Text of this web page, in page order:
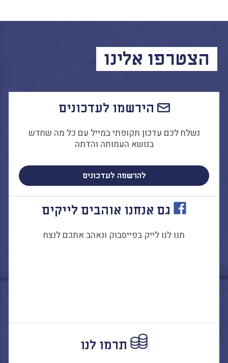
הצטרפו אלינו
הירשמו לעדכונים
נשלח לכם עדכון תקופתי במייל עם כל מה שחדש
בנושא העמותה והדתה
להרשמה לעדכונים
גם אנחנו אוהבים לייקים
תנו לנו לייק בפייסבוק ונאהב אתכם לנצח
תרמו לנו